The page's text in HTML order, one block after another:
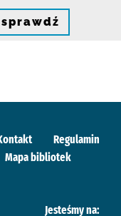
sprawdź
Regulamin
Mapa bibliotek
Jesteśmy na: